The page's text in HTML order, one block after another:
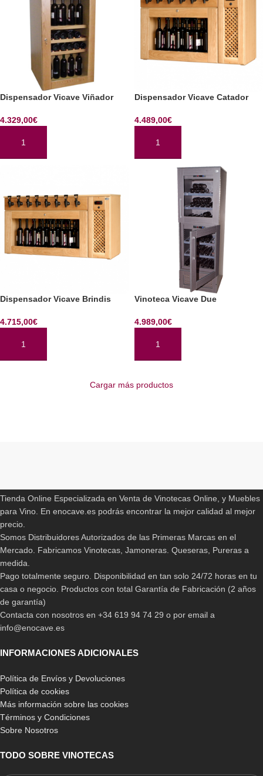
Dispensador Vicave Viñador
4.329,00€
AÑADIR AL CARRITO
Dispensador Vicave Catador
4.489,00€
AÑADIR AL CARRITO
Dispensador Vicave Brindis
4.715,00€
AÑADIR AL CARRITO
Vinoteca Vicave Due
4.989,00€
AÑADIR AL CARRITO
Cargar más productos
Tienda Online Especializada en Venta de Vinotecas Online, y Muebles
para Vino. En enocave.es podrás encontrar la mejor calidad al mejor
precio.
Somos Distribuidores Autorizados de las Primeras Marcas en el
Mercado. Fabricamos Vinotecas, Jamoneras. Queseras, Pureras a
medida.
Pago totalmente seguro. Disponibilidad en tan solo 24/72 horas en tu
casa o negocio. Productos con total Garantía de Fabricación (2 años
de garantía)
Contacta con nosotros en +34 619 94 74 29 o por email a
info@enocave.es
INFORMACIONES ADICIONALES
Política de Envíos y Devoluciones
Política de cookies
Más información sobre las cookies
Términos y Condiciones
Sobre Nosotros
TODO SOBRE VINOTECAS